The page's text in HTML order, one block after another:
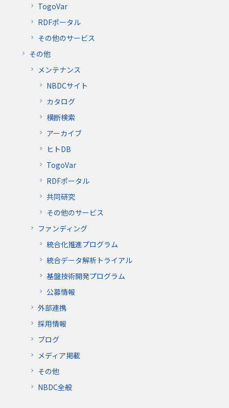
TogoVar
RDFポータル
その他のサービス
その他
メンテナンス
NBDCサイト
カタログ
横断検索
アーカイブ
ヒトDB
TogoVar
RDFポータル
共同研究
その他のサービス
ファンディング
統合化推進プログラム
統合データ解析トライアル
基盤技術開発プログラム
公募情報
外部連携
採用情報
ブログ
メディア掲載
その他
NBDC全般